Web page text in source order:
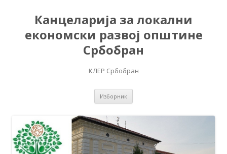
Канцеларија за локални
економски развој општине
Србобран
КЛЕР Србобран
Изборник